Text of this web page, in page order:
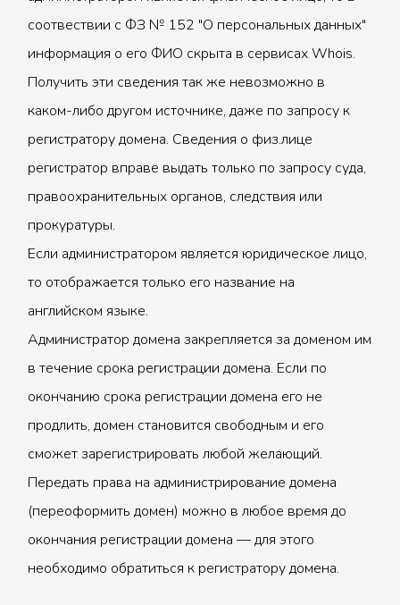
соотвествии с ФЗ № 152 "О персональных данных"
информация о его ФИО скрыта в сервисах Whois.
Получить эти сведения так же невозможно в
каком-либо другом источнике, даже по запросу к
регистратору домена. Сведения о физ.лице
регистратор вправе выдать только по запросу суда,
правоохранительных органов, следствия или
прокуратуры.
Если администратором является юридическое лицо,
то отображается только его название на
английском языке.
Администратор домена закрепляется за доменом им
в течение срока регистрации домена. Если по
окончанию срока регистрации домена его не
продлить, домен становится свободным и его
сможет зарегистрировать любой желающий.
Передать права на администрирование домена
(переоформить домен) можно в любое время до
окончания регистрации домена — для этого
необходимо обратиться к регистратору домена.